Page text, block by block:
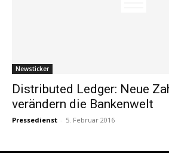
Newsticker
Distributed Ledger: Neue
verändern die Bankenwelt
Pressedienst - 5. Februar 2016